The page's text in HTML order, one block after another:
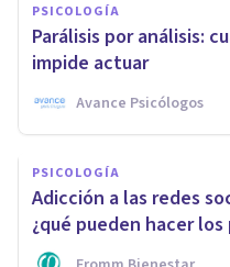
PSICOLOGÍA
Parálisis por análisis:
impide actuar
Avance Psicólogos
PSICOLOGÍA
Adicción a las redes
¿qué pueden hacer los